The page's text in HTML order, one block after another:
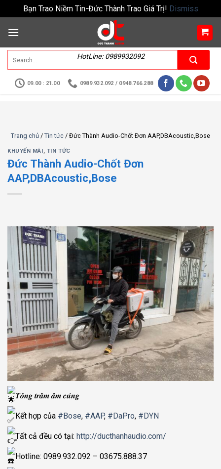
Bạn Trao Niềm Tin-Đức Thành Trao Giá Trị! Dismiss
HotLine: 0989932092
09.00 : 21.00 0989.932.092 / 0948.766.288
Trang chủ / Tin tức / Đức Thành Audio-Chốt Đơn AAP,DBAcoustic,Bose
KHUYẾN MÃI, TIN TỨC
Đức Thành Audio-Chốt Đơn
AAP,DBAcoustic,Bose
𝑻𝒐̂𝒏𝒈 𝒕𝒓𝒂̂̀𝒎 𝒂̂́𝒎 𝒄𝒖́𝒏𝒈
Kết hợp của #Bose, #AAP, #DaPro, #DYN
Tất cả đều có tại: http://ducthanhaudio.com/
Hotline: 0989.932.092 – 03675.888.37